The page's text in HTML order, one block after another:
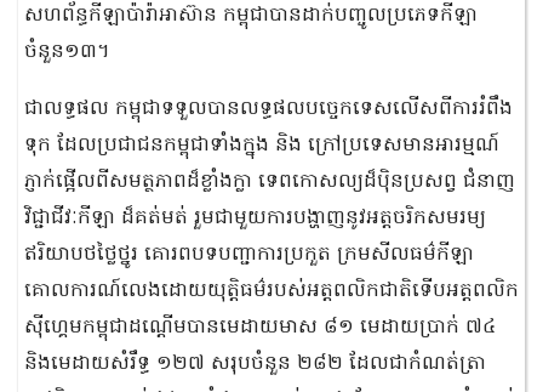
សហព័ន្ធកីឡាប៉ារ៉ាអាស៊ាន កម្ពុជាបានដាក់បញ្ចូលប្រភេទកីឡា
ចំនួន១៣។
ជាលទ្ធផល កម្ពុជាទទួលបានលទ្ធផលបច្ចេកទេសលើសពីការរំពឹង
ទុក ដែលប្រជាជនកម្ពុជាទាំងក្នុង និង ក្រៅប្រទេសមានអារម្មណ៍
ភ្ញាក់ផ្អើលពីសមត្ថភាពដ៏ខ្លាំងក្លា ទេពកោសល្យដ៏ប៉ិនប្រសព្វ ជំនាញ
វិជ្ជាជីវៈកីឡា ដ៏គត់មត់ រួមជាមួយការបង្ហាញនូវអត្តចរិកសមរម្យ
ឥរិយាបថថ្លៃថ្នូរ គោរពបទបញ្ជាការប្រកួត ក្រមសីលធម៌កីឡា
គោលការណ៍លេងដោយយុត្តិធម៌របស់អត្តពលិកជាតិទើបអត្តពលិក
ស៊ីហ្គេមកម្ពុជាដណ្តើមបានមេដាយមាស ៨១ មេដាយប្រាក់ ៧៤
និងមេដាយសំរឹទ្ធ ១២៧ សរុបចំនួន ២៨២ ដែលជាកំណត់ត្រា